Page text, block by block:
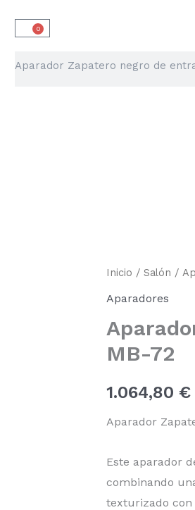
0
Carrito
Inicio / Salón /
Aparadores
MB-72
1.064,80 €
Aparador
Este aparador
combinando
texturizado con
Aparador
negro
entrada
MB-
72